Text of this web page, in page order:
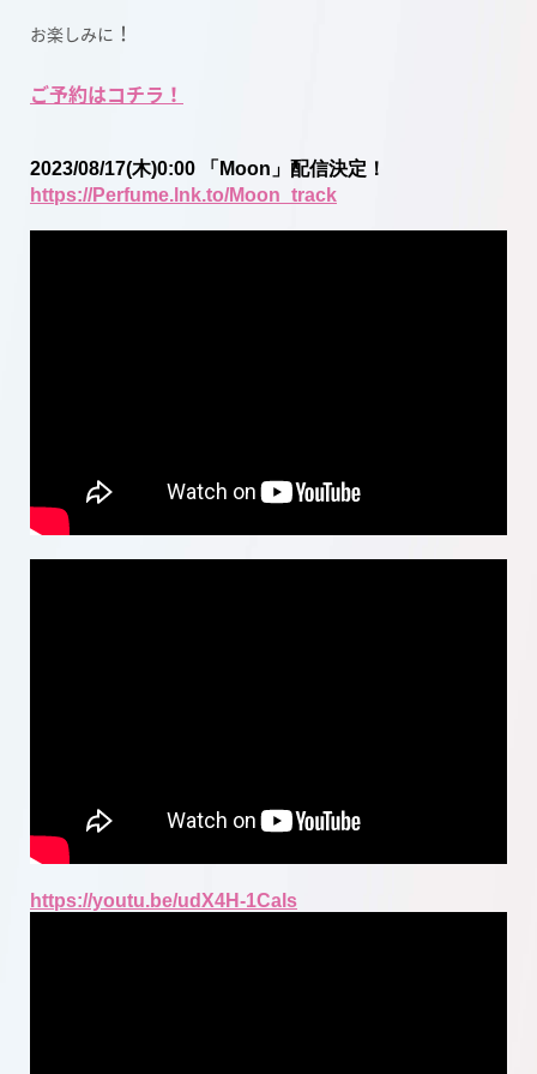
お楽しみに ！
ご予約はコチラ！
2023/08/17(木)0:00 「Moon」配信決定！
https://Perfume.lnk.to/Moon_track
https://youtu.be/udX4H-1Cals